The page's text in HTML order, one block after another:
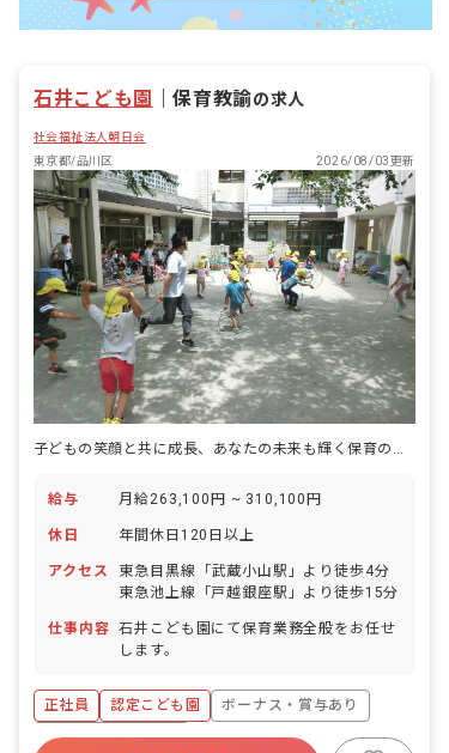
明るい思いやりのある子どもとなること
を願い、遊びをで得た体験や学びを大切
石井こども園 ｜保育教諭の求人
社会福祉法人朝日会
東京都/品川区
2026/08/03更新
子どもの笑顔と共に成長、あなたの未来も輝く保育の道♪年間休日120日
給与 月給263,100円 ~ 310,100円
休日 年間休日120日以上
アクセス
東急目黒線「武蔵小山駅」より徒歩4分
東急池上線「戸越銀座駅」より徒歩15分
仕事内容 石井こども園にて保育業務全般をお任せ
します。
正社員 認定こども園
ボーナス・賞与あり
年間休日120日以上